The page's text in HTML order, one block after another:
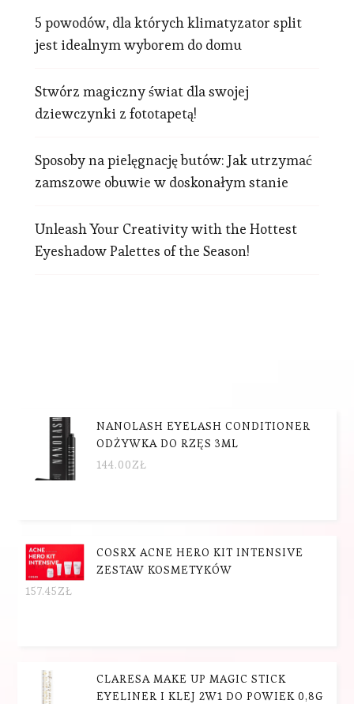
5 powodów, dla których klimatyzator split
jest idealnym wyborem do domu
Stwórz magiczny świat dla swojej
dziewczynki z fototapetą!
Sposoby na pielęgnację butów: Jak utrzymać
zamszowe obuwie w doskonałym stanie
Unleash Your Creativity with the Hottest
Eyeshadow Palettes of the Season!
NANOLASH EYELASH CONDITIONER
ODŻYWKA DO RZĘS 3ML
144.00ZŁ
COSRX ACNE HERO KIT INTENSIVE
ZESTAW KOSMETYKÓW
157.45ZŁ
CLARESA MAKE UP MAGIC STICK
EYELINER I KLEJ 2W1 DO POWIEK 0,8G